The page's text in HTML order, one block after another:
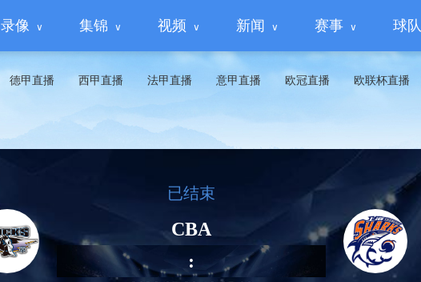
录像 集锦 视频 新闻 赛事 球队
德甲直播 西甲直播 法甲直播 意甲直播 欧冠直播 欧联杯直播
已结束
CBA
: